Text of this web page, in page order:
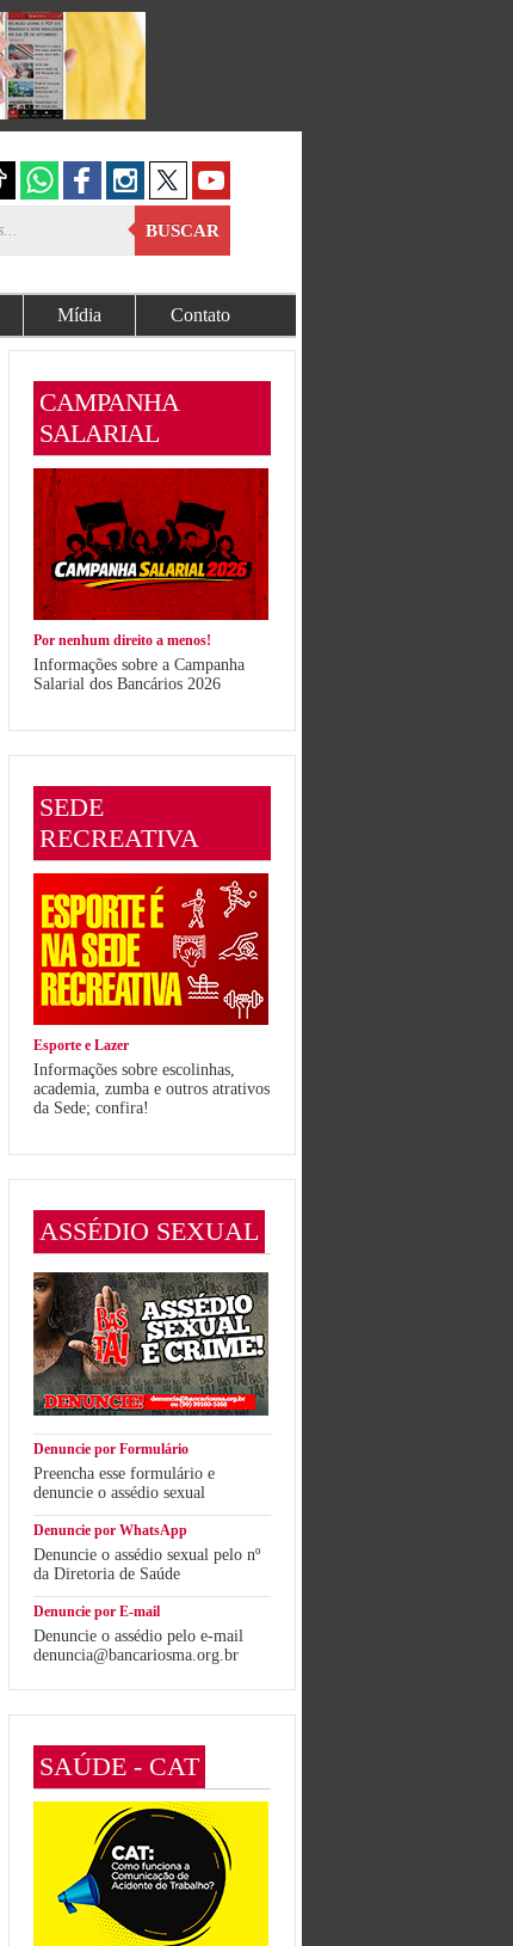
BUSCAR
Mídia Contato
CAMPANHA
SALARIAL
Por nenhum direito a menos!
Informações sobre a Campanha
Salarial dos Bancários 2026
SEDE
RECREATIVA
Esporte e Lazer
Informações sobre escolinhas,
academia, zumba e outros atrativos
da Sede; confira!
ASSÉDIO SEXUAL
Denuncie por Formulário
Preencha esse formulário e
denuncie o assédio sexual
Denuncie por WhatsApp
Denuncie o assédio sexual pelo nº
da Diretoria de Saúde
Denuncie por E-mail
Denuncie o assédio pelo e-mail
denuncia@bancariosma.org.br
SAÚDE - CAT